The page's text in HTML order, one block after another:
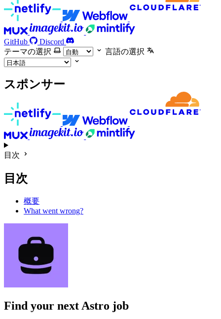
GitHub
Discord
テーマの選択
言語の選択
スポンサー
目次
目次
概要
What went wrong?
Find your next Astro job